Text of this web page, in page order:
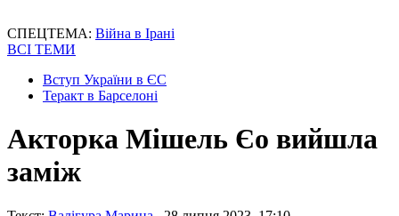
СПЕЦТЕМА: Війна в Ірані
ВСІ ТЕМИ
Вступ України в ЄС
Теракт в Барселоні
Акторка Мішель Єо вийшла
заміж